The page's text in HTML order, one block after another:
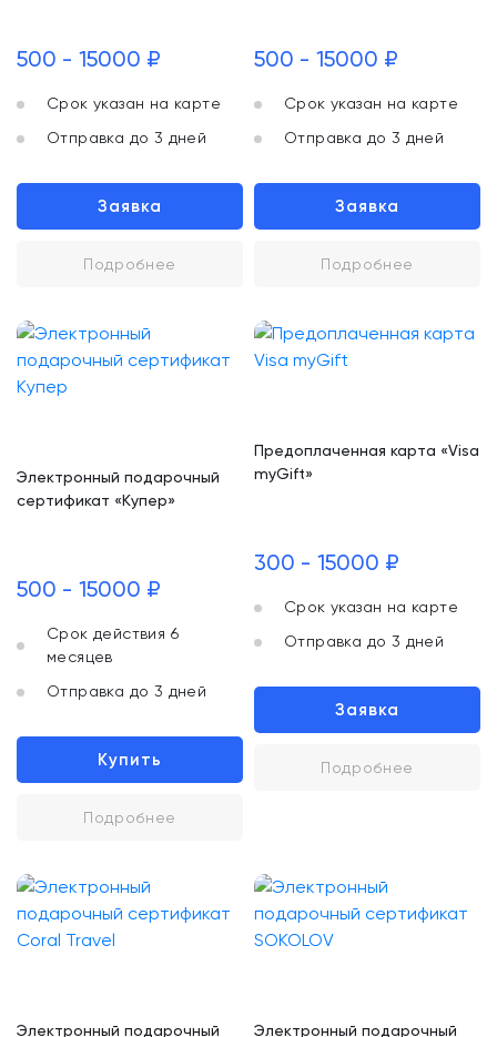
500 - 15000 ₽
Срок указан на карте
Отправка до 3 дней
Заявка
Подробнее
500 - 15000 ₽
Срок указан на карте
Отправка до 3 дней
Заявка
Подробнее
Электронный подарочный
сертификат «Купер»
500 - 15000 ₽
Срок действия 6
месяцев
Отправка до 3 дней
Купить
Подробнее
Предоплаченная карта «Visa
myGift»
300 - 15000 ₽
Срок указан на карте
Отправка до 3 дней
Заявка
Подробнее
Электронный подарочный Электронный подарочный